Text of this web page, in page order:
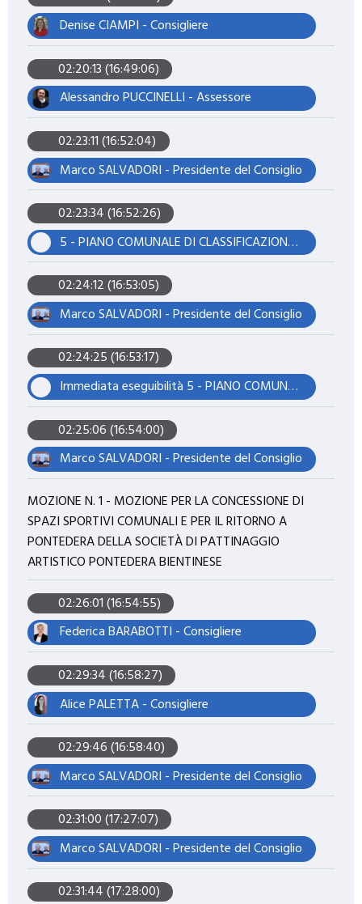
Denise CIAMPI - Consigliere
02:20:13 (16:49:06)
Alessandro PUCCINELLI - Assessore
02:23:11 (16:52:04)
Marco SALVADORI - Presidente del Consiglio
02:23:34 (16:52:26)
5 - PIANO COMUNALE DI CLASSIFICAZIONE ACUSTICA (PCCA). ADOZIONE AI SENSI DELLA L.R. N. 89/1998
02:24:12 (16:53:05)
Marco SALVADORI - Presidente del Consiglio
02:24:25 (16:53:17)
Immediata eseguibilità 5 - PIANO COMUNALE DI CLASSIFICAZIONE ACUSTICA (PCCA). ADOZIONE AI SENSI DELLA L.R. N. 89/1998
02:25:06 (16:54:00)
Marco SALVADORI - Presidente del Consiglio
MOZIONE N. 1 - MOZIONE PER LA CONCESSIONE DI
SPAZI SPORTIVI COMUNALI E PER IL RITORNO A
PONTEDERA DELLA SOCIETÀ DI PATTINAGGIO
ARTISTICO PONTEDERA BIENTINESE
02:26:01 (16:54:55)
Federica BARABOTTI - Consigliere
02:29:34 (16:58:27)
Alice PALETTA - Consigliere
02:29:46 (16:58:40)
Marco SALVADORI - Presidente del Consiglio
02:31:00 (17:27:07)
Marco SALVADORI - Presidente del Consiglio
02:31:44 (17:28:00)